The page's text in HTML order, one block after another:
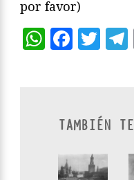
por favor)
TAMBIÉN